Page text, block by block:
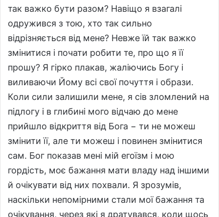
так важко бути разом? Навіщо я взагалі
одружився з тою, хто так сильно
відрізняється від мене? Невже їй так важко
змінитися і почати робити те, про що я її
прошу? Я гірко плакав, жаліючись Богу і
виливаючи Йому всі свої почуття і образи.
Коли сили залишили мене, я сів зломлений на
підлогу і в глибині мого відчаю до мене
прийшло відкриття від Бога − ти не можеш
змінити її, але ти можеш і повинен змінитися
сам. Бог показав мені мій егоїзм і мою
гордість, моє бажання мати владу над іншими
й очікувати від них похвали. Я зрозумів,
наскільки непомірними стали мої бажання та
очікування, через які я дратувався, коли щось